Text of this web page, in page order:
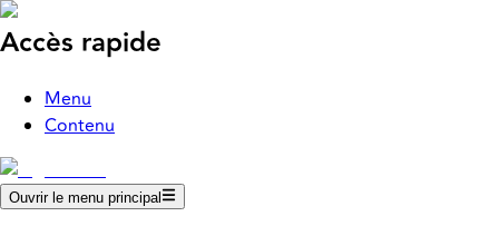
Accès rapide
Menu
Contenu
Ouvrir le menu principal